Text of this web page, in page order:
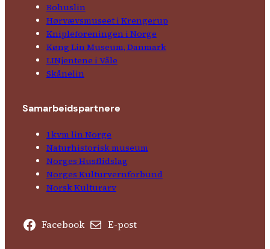
Bohuslin
Hørvævs­museet i Krengerup
Kniple­foreningen i Norge
Køng Lin Museum, Danmark
LINjentene i Våle
Skånelin
Samarbeids­partnere
1kvm lin Norge
Natur­his­torisk­ museum
Norges Husflids­lag
Norges Kultur­vern­forbund
Norsk Kulturarv
Facebook E-post